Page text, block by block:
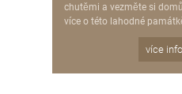
chutěmi a vezměte si
více o této lahodné
více